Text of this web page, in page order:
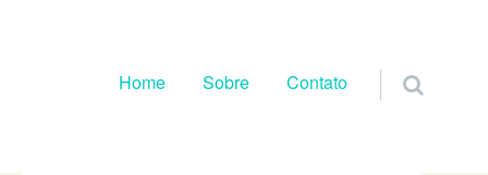
Pular para o conteúdo
Home Sobre Contato